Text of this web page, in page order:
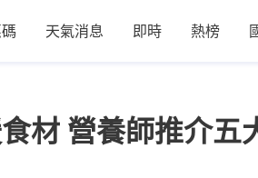
天氣消息 即時 熱榜
材 營養師推介五